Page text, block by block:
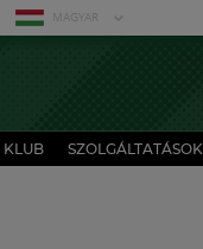
MAGYAR
KLUB SZOLGÁLTATÁSOK